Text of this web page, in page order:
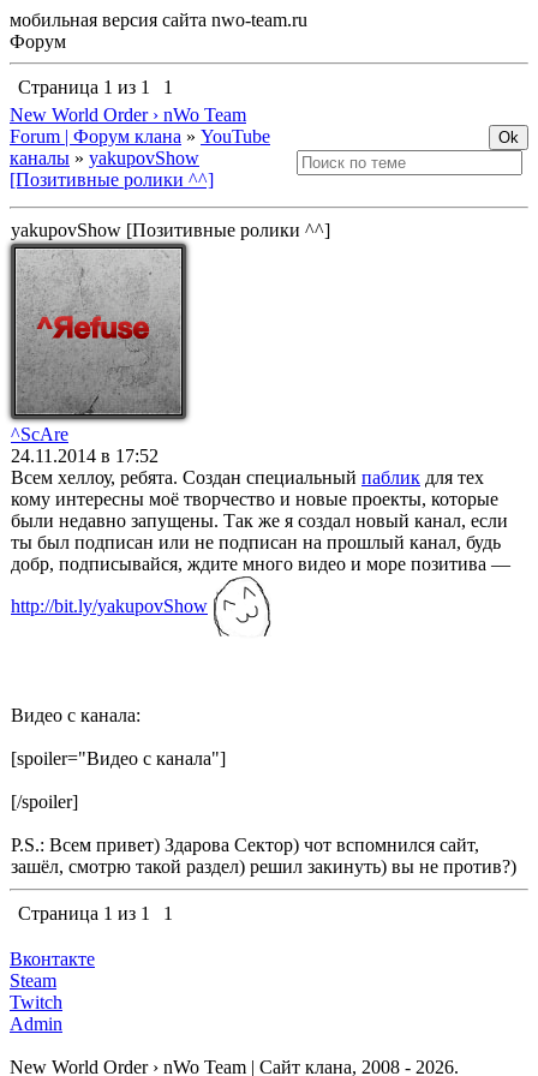
мобильная версия сайта nwo-team.ru
Форум
Страница 1 из 1
1
New World Order › nWo Team
Forum | Форум клана » YouTube
каналы » yakupovShow
[Позитивные ролики ^^]
yakupovShow [Позитивные ролики ^^]
^ScAre
24.11.2014 в 17:52
Всем хеллоу, ребята. Создан специальный паблик для тех
кому интересны моё творчество и новые проекты, которые
были недавно запущены. Так же я создал новый канал, если
ты был подписан или не подписан на прошлый канал, будь
добр, подписывайся, ждите много видео и море позитива —
http://bit.ly/yakupovShow
Видео с канала:
[spoiler="Видео с канала"]
[/spoiler]
P.S.: Всем привет) Здарова Сектор) чот вспомнился сайт,
зашёл, смотрю такой раздел) решил закинуть) вы не против?)
Страница 1 из 1 1
Вконтакте
Steam
Twitch
Admin
New World Order › nWo Team | Сайт клана, 2008 - 2026.